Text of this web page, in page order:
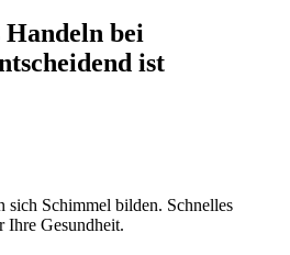
bei
ist
sich Schimmel bilden. Schnelles
Ihre Gesundheit.